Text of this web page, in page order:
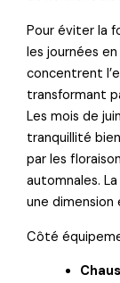
Pour éviter la
les journées
concentrent
transformant
Les mois de
tranquillité
par les
automnales.
une dimension
Côté